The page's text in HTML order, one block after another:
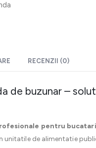
RECENZII (0)
de buzunar –
pentru
unitatile de alimentatie